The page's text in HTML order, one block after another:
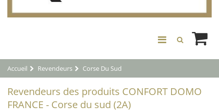
Accueil Revendeurs Corse Du Sud
Revendeurs des produits CONFORT DOMO
FRANCE - Corse du sud (2A)